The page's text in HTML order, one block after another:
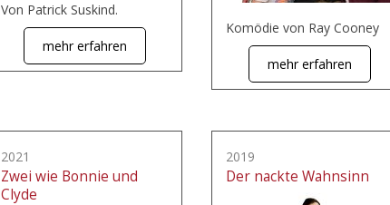
Von Patrick Suskind.
mehr erfahren
Komödie von Ray Cooney
mehr erfahren
2021
Zwei wie Bonnie und
Clyde
2019
Der nackte Wahnsinn